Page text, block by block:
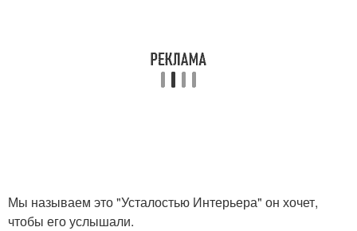
Мы называем это "Усталостью Интерьера" он хочет,
чтобы его услышали.